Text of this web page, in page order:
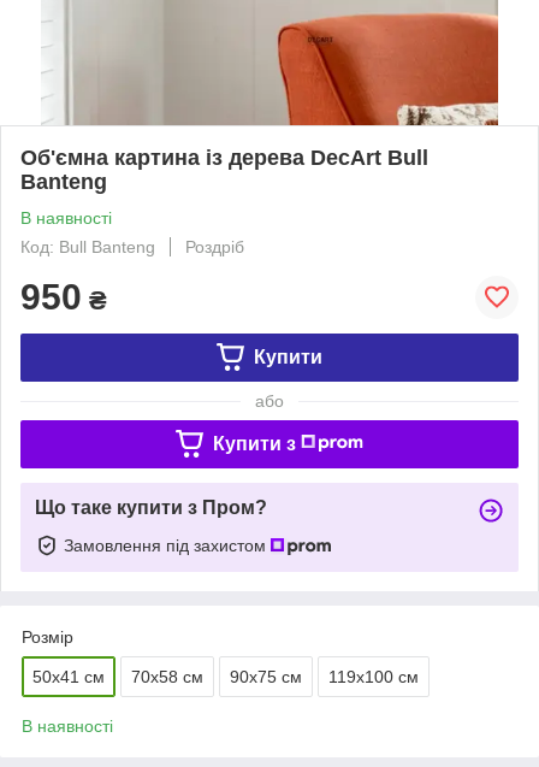
Об'ємна картина із дерева DecArt Bull
Banteng
В наявності
Код: Bull Banteng
Роздріб
950 ₴
Купити
або
Купити з
Що таке купити з Пром?
Замовлення під захистом
Розмір
50х41 см 70х58 см 90х75 см 119х100 см
В наявності